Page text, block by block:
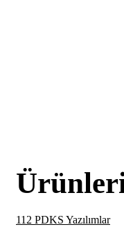
112 PDKS Yazılımlar